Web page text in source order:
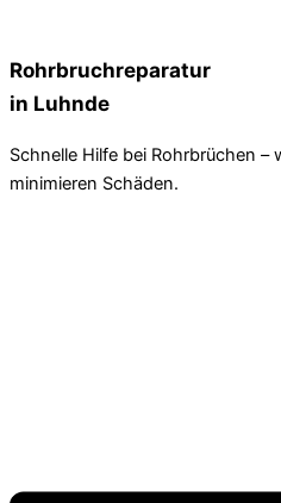
Rohrbruchreparatur
in Luhnde
Schnelle Hilfe bei Rohrbrüchen –
minimieren Schäden.